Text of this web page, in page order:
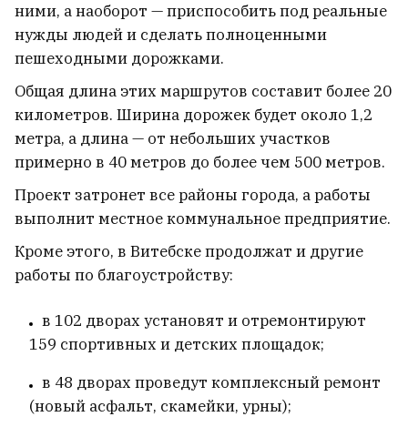
ними, а наоборот — приспособить под реальные
нужды людей и сделать полноценными
пешеходными дорожками.
Общая длина этих маршрутов составит более 20
километров. Ширина дорожек будет около 1,2
метра, а длина — от небольших участков
примерно в 40 метров до более чем 500 метров.
Проект затронет все районы города, а работы
выполнит местное коммунальное предприятие.
Кроме этого, в Витебске продолжат и другие
работы по благоустройству:
в 102 дворах установят и отремонтируют
159 спортивных и детских площадок;
в 48 дворах проведут комплексный ремонт
(новый асфальт, скамейки, урны);
Иван Кравцов сложил
обязанности секретаря
будет делегатом